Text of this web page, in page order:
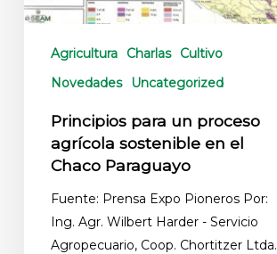
Agricultura Charlas
Cultivo
Novedades
Uncategorized
Principios para un proceso
agrícola sostenible en el
Chaco Paraguayo
Fuente: Prensa Expo Pioneros Por:
Ing. Agr. Wilbert Harder - Servicio
Agropecuario, Coop. Chortitzer Ltda.